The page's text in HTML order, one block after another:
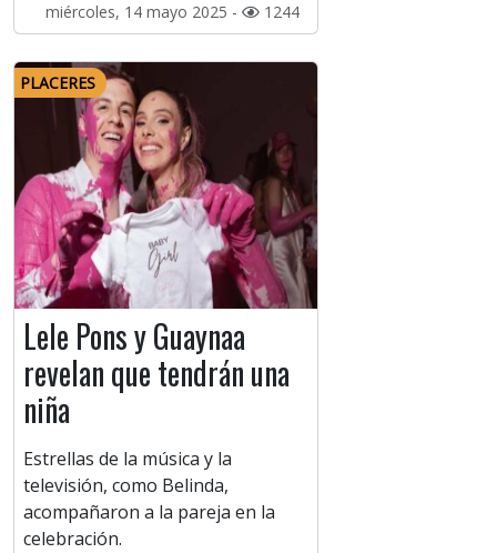
miércoles, 14 mayo 2025 - 1244
PLACERES
Lele Pons y Guaynaa
revelan que tendrán una
niña
Estrellas de la música y la
televisión, como Belinda,
acompañaron a la pareja en la
celebración.